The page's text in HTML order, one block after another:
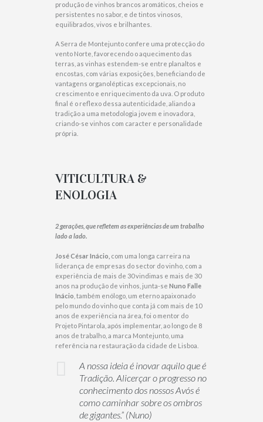
produção de vinhos brancos aromáticos, cheios e
persistentes no sabor, e de tintos vinosos,
equilibrados, vivos e brilhantes.
A Serra de Montejunto confere uma protecção do
vento Norte, favorecendo o aquecimento das
terras, as vinhas estendem-se entre planaltos e
encostas, com várias exposições, beneficiando de
vantagens organolépticas excepcionais, no
crescimento e enriquecimento da uva. O produto
final é o reflexo dessa autenticidade, aliando a
tradição a uma metodologia jovem e inovadora,
criando-se vinhos com caracter e personalidade
própria.
VITICULTURA &
ENOLOGIA
2 gerações, que refletem as experiências de um trabalho
lado a lado.
José César Inácio, com uma longa carreira na
liderança de empresas do sector do vinho, com a
experiência de mais de 30 vindimas e mais de 30
anos na produção de vinhos, junta-se Nuno Falle
Inácio , também enólogo, um eterno apaixonado
pelo mundo do vinho que conta já com mais de 10
anos de experiência na área, foi o mentor do
Projeto Pintarola, após implementar, ao longo de 8
anos de trabalho, a marca Montejunto, uma
referência na restauração da cidade de Lisboa.
A nossa ideia é inovar aquilo que é
Tradição. Alicerçar o progresso no
conhecimento dos nossos Avós é
como caminhar sobre os ombros
de gigantes.” (Nuno)